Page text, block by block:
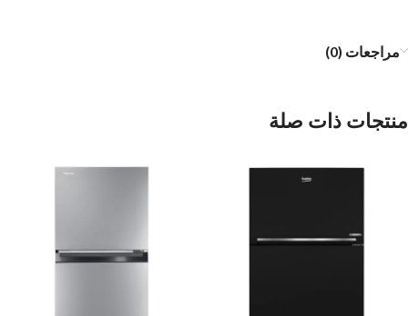
مراجعات (0)
منتجات ذات صلة